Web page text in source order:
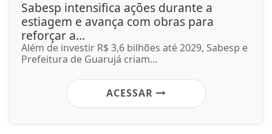
Sabesp intensifica ações durante a
estiagem e avança com obras para
reforçar a...
Além de investir R$ 3,6 bilhões até 2029, Sabesp e
Prefeitura de Guarujá criam...
ACESSAR